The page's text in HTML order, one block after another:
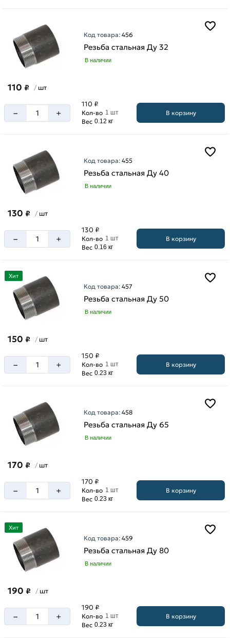
Код товара:456
Резьба стальная Ду 32
В наличии
110 ₽ / шт
– +
110 ₽
Кол-во 1 шт
Вес 0.12 кг
В корзину
Код товара:455
Резьба стальная Ду 40
В наличии
130 ₽ / шт
– +
130 ₽
Кол-во 1 шт
Вес 0.16 кг
В корзину
Хит
Код товара:457
Резьба стальная Ду 50
В наличии
150 ₽ / шт
– +
150 ₽
Кол-во 1 шт
Вес 0.23 кг
В корзину
Код товара:458
Резьба стальная Ду 65
В наличии
170 ₽ / шт
– +
170 ₽
Кол-во 1 шт
Вес 0.23 кг
В корзину
Хит
Код товара:459
Резьба стальная Ду 80
В наличии
190 ₽ / шт
– +
190 ₽
Кол-во 1 шт
Вес 0.23 кг
В корзину